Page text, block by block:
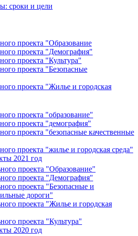
сроки и цели
проекта "Образование
проекта "Демография"
проекта "Культура"
проекта "Безопасные
проекта "Жилье и городская
проекта "образование"
проекта "демография"
проекта "безопасные качественные
проекта "жилье и городская среда"
2021 год
проекта "Образование"
проекта "Демография"
проекта "Безопасные и
дороги"
проекта "Жилье и городская
проекта "Культура"
2020 год